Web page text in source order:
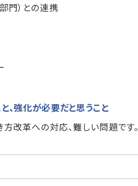
門）との連携
、強化が必要だと思うこと
改革への対応、難しい問題です。